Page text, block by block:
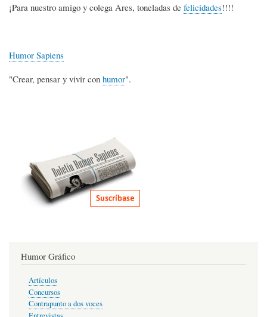
¡Para nuestro amigo y colega Ares, toneladas de felicidades!!!!
Humor Sapiens
"Crear, pensar y vivir con humor".
Humor Gráfico
Artículos
Concursos
Contrapunto a dos voces